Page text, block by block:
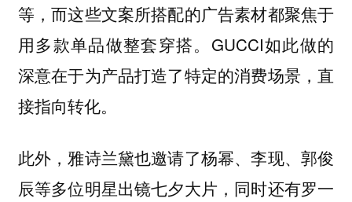
等，而这些文案所搭配的广告素材都聚焦于
用多款单品做整套穿搭。GUCCI如此做的
深意在于为产品打造了特定的消费场景，直
接指向转化。
此外，雅诗兰黛也邀请了杨幂、李现、郭俊
辰等多位明星出镜七夕大片，同时还有罗一